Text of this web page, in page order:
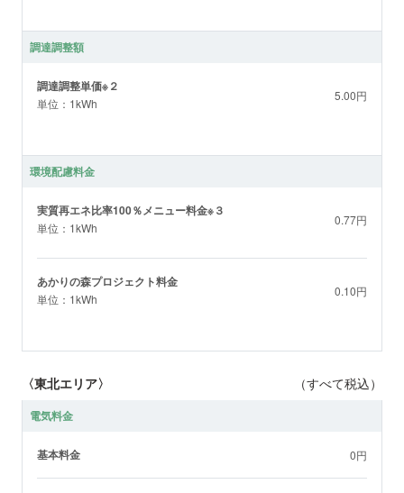
調達調整額
調達調整単価※２
単位：1kWh
5.00円
環境配慮料金
実質再エネ比率100％メニュー料金※３
単位：1kWh
0.77円
あかりの森プロジェクト料金
単位：1kWh
0.10円
〈東北エリア〉 （すべて税込）
電気料金
基本料金 0円